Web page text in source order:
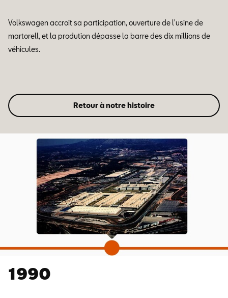
Volkswagen accroit sa participation, ouverture de l'usine de
martorell, et la prodution dépasse la barre des dix millions de
véhicules.
Retour à notre histoire
1990